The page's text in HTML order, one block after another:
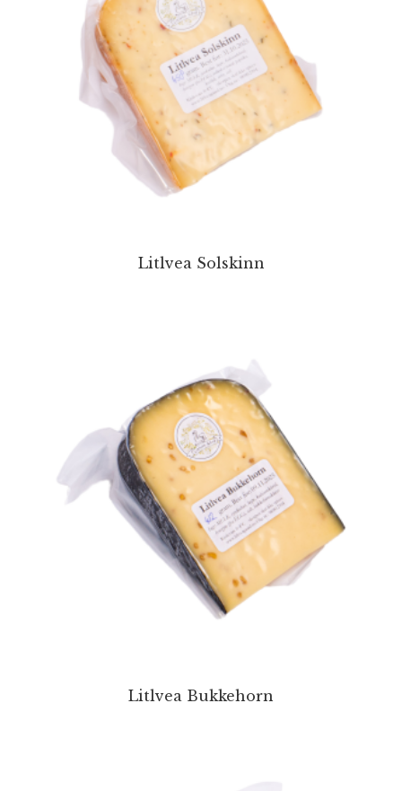
Litlvea Solskinn
Litlvea Bukkehorn